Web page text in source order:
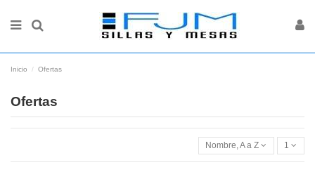
Inicio Ofertas
Ofertas
Nombre, A a Z 1